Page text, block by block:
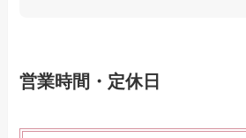
営業時間・定休日